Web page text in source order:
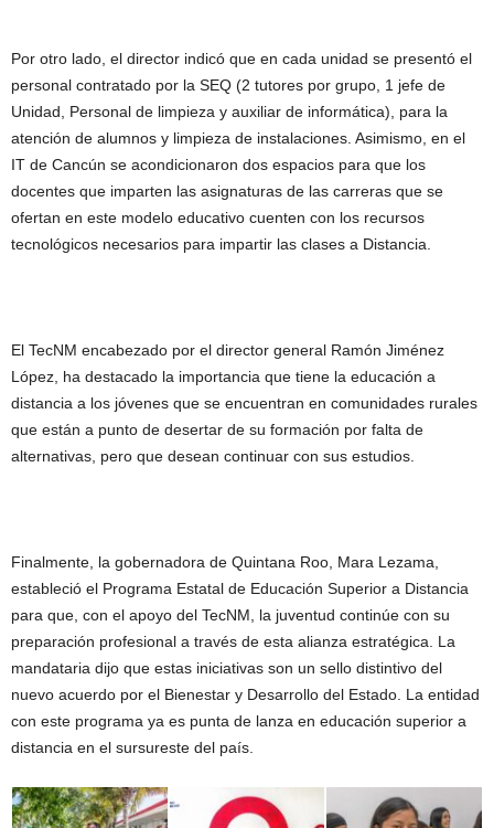
Por otro lado, el director indicó que en cada unidad se presentó el
personal contratado por la SEQ (2 tutores por grupo, 1 jefe de
Unidad, Personal de limpieza y auxiliar de informática), para la
atención de alumnos y limpieza de instalaciones. Asimismo, en el
IT de Cancún se acondicionaron dos espacios para que los
docentes que imparten las asignaturas de las carreras que se
ofertan en este modelo educativo cuenten con los recursos
tecnológicos necesarios para impartir las clases a Distancia.
El TecNM encabezado por el director general Ramón Jiménez
López, ha destacado la importancia que tiene la educación a
distancia a los jóvenes que se encuentran en comunidades rurales
que están a punto de desertar de su formación por falta de
alternativas, pero que desean continuar con sus estudios.
Finalmente, la gobernadora de Quintana Roo, Mara Lezama,
estableció el Programa Estatal de Educación Superior a Distancia
para que, con el apoyo del TecNM, la juventud continúe con su
preparación profesional a través de esta alianza estratégica. La
mandataria dijo que estas iniciativas son un sello distintivo del
nuevo acuerdo por el Bienestar y Desarrollo del Estado. La entidad
con este programa ya es punta de lanza en educación superior a
distancia en el sursureste del país.